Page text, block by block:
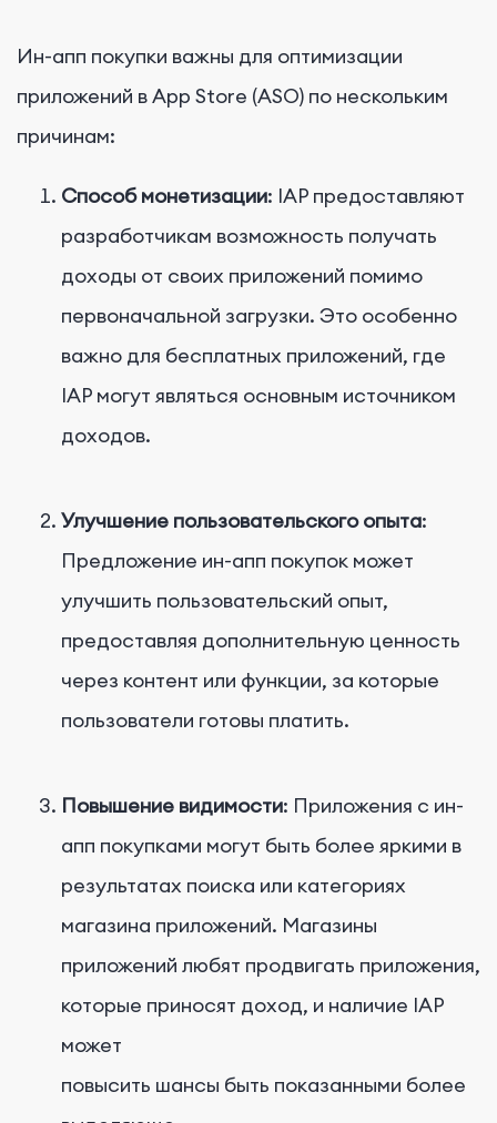
Ин-апп покупки важны для оптимизации
приложений в App Store (ASO) по нескольким
причинам:
Способ монетизации: IAP предоставляют
разработчикам возможность получать
доходы от своих приложений помимо
первоначальной загрузки. Это особенно
важно для бесплатных приложений, где
IAP могут являться основным источником
доходов.
Улучшение пользовательского опыта:
Предложение ин-апп покупок может
улучшить пользовательский опыт,
предоставляя дополнительную ценность
через контент или функции, за которые
пользователи готовы платить.
Повышение видимости: Приложения с ин-
апп покупками могут быть более яркими в
результатах поиска или категориях
магазина приложений. Магазины
приложений любят продвигать приложения,
которые приносят доход, и наличие IAP
может
повысить шансы быть показанными более